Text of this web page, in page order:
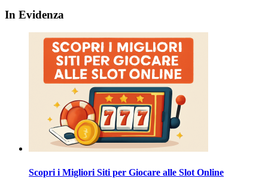
In Evidenza
Scopri i Migliori Siti per Giocare alle Slot Online